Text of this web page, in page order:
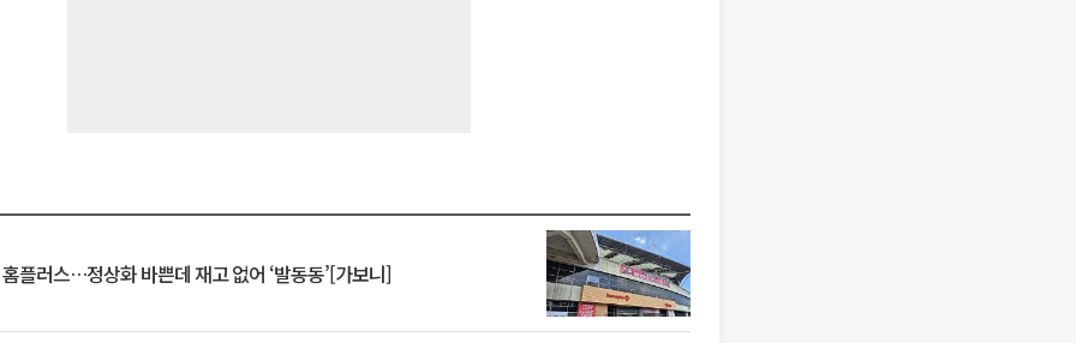
플러스…정상화 바쁜데 재고 없어 ‘발동동’[가보니]